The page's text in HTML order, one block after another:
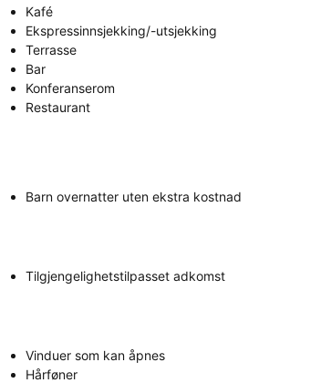
Kafé
Ekspressinnsjekking/-utsjekking
Terrasse
Bar
Konferanserom
Restaurant
Barn overnatter uten ekstra kostnad
Tilgjengelighetstilpasset adkomst
Vinduer som kan åpnes
Hårføner